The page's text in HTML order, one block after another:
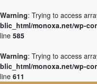
Warning: Trying to access
blic_html/monoxa.net/wp-
line 585
Warning: Trying to access
blic_html/monoxa.net/wp-
line 611